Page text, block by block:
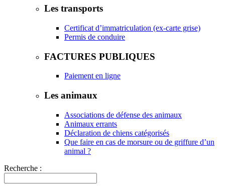
Les transports
Certificat d’immatriculation (ex-carte grise)
Permis de conduire
FACTURES PUBLIQUES
Paiement en ligne
Les animaux
Associations de défense des animaux
Animaux errants
Déclaration de chiens catégorisés
Que faire en cas de morsure ou de griffure d’un
animal ?
Recherche :